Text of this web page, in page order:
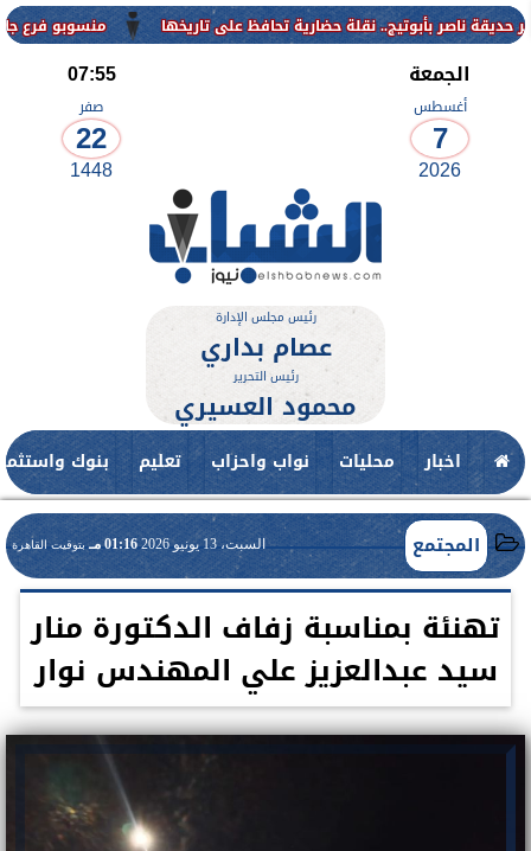
منسوبو فرع جامعة الأزهر
الجمعة
أغسطس
7
2026
07:55
صفر
22
1448
رئيس مجلس الإدارة
عصام بداري
رئيس التحرير
محمود العسيري
اخبار محليات نواب واحزاب تعليم بنوك
المجتمع السبت، 13 يونيو 2026 01:16 مـ بتوقيت القاهرة
تهنئة بمناسبة زفاف الدكتورة منار
سيد عبدالعزيز علي المهندس نوار